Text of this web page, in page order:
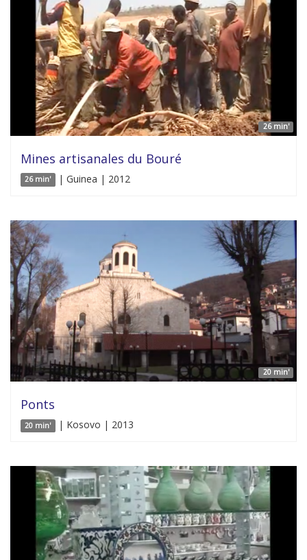
26 min'
Mines artisanales du Bouré
26 min' | Guinea | 2012
20 min'
Ponts
20 min' | Kosovo | 2013